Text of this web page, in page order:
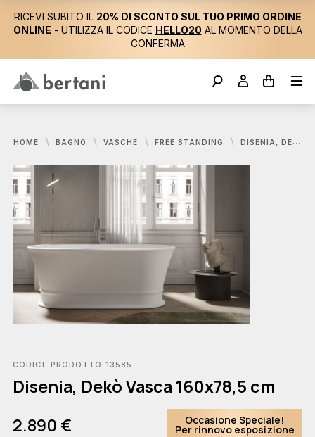
RICEVI SUBITO IL 20% DI SCONTO SUL TUO PRIMO ORDINE
ONLINE - UTILIZZA IL CODICE HELLO20 AL MOMENTO DELLA
CONFERMA
HOME BAGNO VASCHE FREE STANDING DISENIA, DEKÒ VASCA 160X78,5 CM
CODICE PRODOTTO 13585
Disenia, Dekò Vasca 160x78,5 cm
2.890 €
Occasione Speciale!
Per rinnovo esposizione